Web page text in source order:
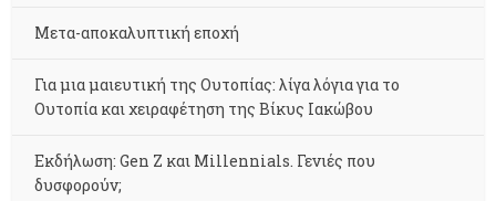
Μετα-αποκαλυπτική εποχή
Για μια μαιευτική της Ουτοπίας: λίγα λόγια για το
Ουτοπία και χειραφέτηση της Βίκυς Ιακώβου
Εκδήλωση: Gen Z και Millennials. Γενιές που
δυσφορούν;